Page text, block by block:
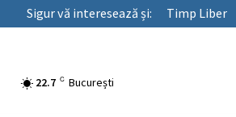
Sigur vă interesează și: Timp Liber
22.7 C București